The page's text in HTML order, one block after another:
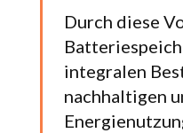
Durch diese
integralen
nachhaltigen